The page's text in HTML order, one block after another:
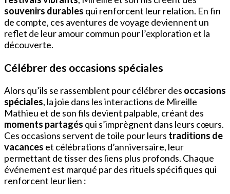
souvenirs durables qui renforcent leur relation. En fin
de compte, ces aventures de voyage deviennent un
reflet de leur amour commun pour l’exploration et la
découverte.
Célébrer des occasions spéciales
Alors qu’ils se rassemblent pour célébrer des occasions
spéciales, la joie dans les interactions de Mireille
Mathieu et de son fils devient palpable, créant des
moments partagés qui s’imprègnent dans leurs cœurs.
Ces occasions servent de toile pour leurs traditions de
vacances et célébrations d’anniversaire, leur
permettant de tisser des liens plus profonds. Chaque
événement est marqué par des rituels spécifiques qui
renforcent leur lien :